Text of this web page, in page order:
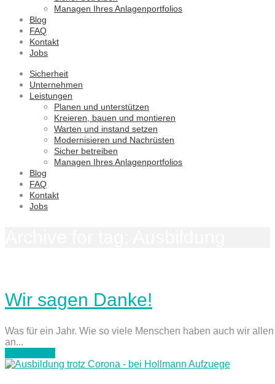
Managen Ihres Anlagenportfolios
Blog
FAQ
Kontakt
Jobs
Sicherheit
Unternehmen
Leistungen
Planen und unterstützen
Kreieren, bauen und montieren
Warten und instand setzen
Modernisieren und Nachrüsten
Sicher betreiben
Managen Ihres Anlagenportfolios
Blog
FAQ
Kontakt
Jobs
Wir sagen Danke!
Was für ein Jahr. Wie so viele Menschen haben auch wir
an...